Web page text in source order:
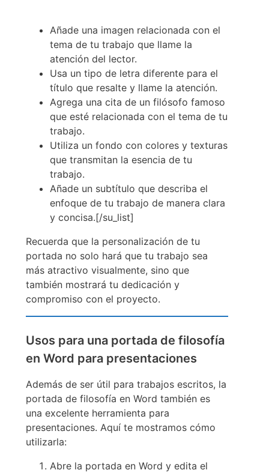
Añade una imagen relacionada con el
tema de tu trabajo que llame la
atención del lector.
Usa un tipo de letra diferente para el
título que resalte y llame la atención.
Agrega una cita de un filósofo famoso
que esté relacionada con el tema de tu
trabajo.
Utiliza un fondo con colores y texturas
que transmitan la esencia de tu
trabajo.
Añade un subtítulo que describa el
enfoque de tu trabajo de manera clara
y concisa.[/su_list]
Recuerda que la personalización de tu
portada no solo hará que tu trabajo sea
más atractivo visualmente, sino que
también mostrará tu dedicación y
compromiso con el proyecto.
Usos para una portada de filosofía
en Word para presentaciones
Además de ser útil para trabajos escritos, la
portada de filosofía en Word también es
una excelente herramienta para
presentaciones. Aquí te mostramos cómo
utilizarla:
Abre la portada en Word y edita el